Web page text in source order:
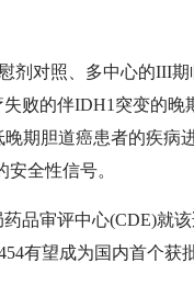
剂对照、多中心的III
败的伴IDH1突变的
期胆道癌患者的疾病
全性信号。
品审评中心(CDE)就
有望成为国内首个